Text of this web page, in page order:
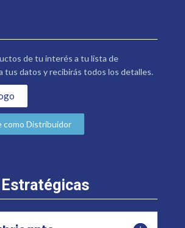
de tu interés a tu lista de
tus datos y recibirás todos los detalles.
como Distribuidor